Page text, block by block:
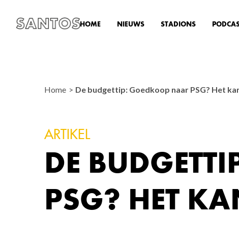
HOME NIEUWS STADIONS
Home De budgettip: Goedkoop naar PSG? Het
ARTIKEL
DE
PSG? HET